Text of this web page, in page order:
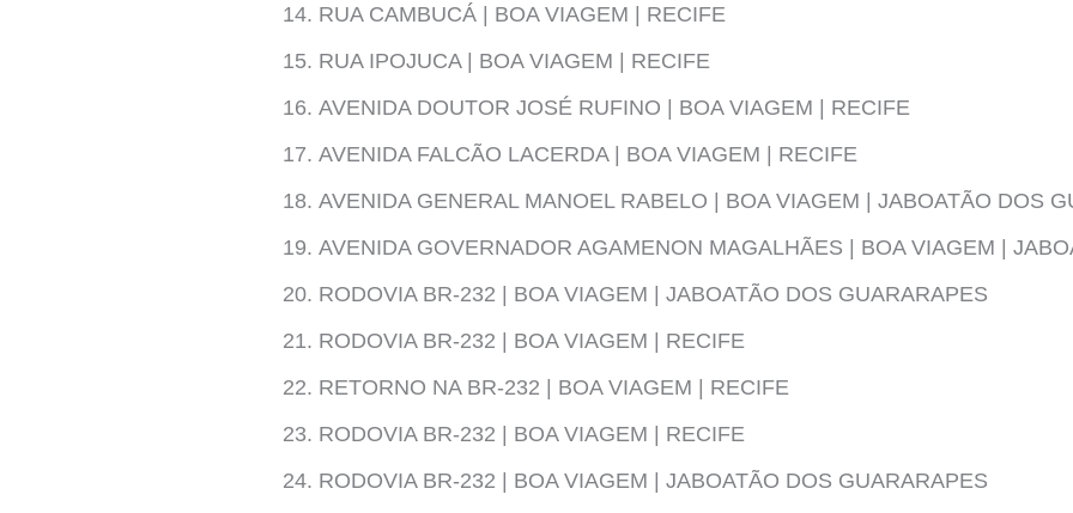
RUA CAMBUCÁ | BOA VIAGEM | RECIFE
RUA IPOJUCA | BOA VIAGEM | RECIFE
AVENIDA DOUTOR JOSÉ RUFINO | BOA VIAGEM | RECIFE
AVENIDA FALCÃO LACERDA | BOA VIAGEM | RECIFE
AVENIDA GENERAL MANOEL RABELO | BOA VIAGEM | JABOATÃO DOS
AVENIDA GOVERNADOR AGAMENON MAGALHÃES | BOA VIAGEM |
RODOVIA BR-232 | BOA VIAGEM | JABOATÃO DOS GUARARAPES
RODOVIA BR-232 | BOA VIAGEM | RECIFE
RETORNO NA BR-232 | BOA VIAGEM | RECIFE
RODOVIA BR-232 | BOA VIAGEM | RECIFE
RODOVIA BR-232 | BOA VIAGEM | JABOATÃO DOS GUARARAPES